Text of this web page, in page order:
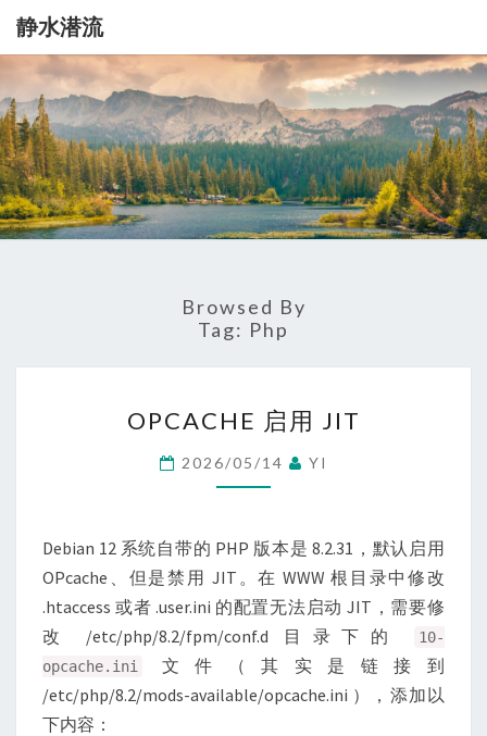
静水潜流
静
水
潜
流
记
录
一
点
生
活
Browsed By
Tag: Php
启
用
JIT
OPCACHE 启用 JIT
2026/05/14 YI
Debian 12 系统自带的 PHP 版本是 8.2.31，默认启用
OPcache、但是禁用 JIT。在 WWW 根目录中修改
.htaccess 或者 .user.ini 的配置无法启动 JIT，需要修
改 /etc/php/8.2/fpm/conf.d 目录下的
10-
opcache.ini
文件（其实是链接到
/etc/php/8.2/mods-available/opcache.ini ），添加以
下内容：